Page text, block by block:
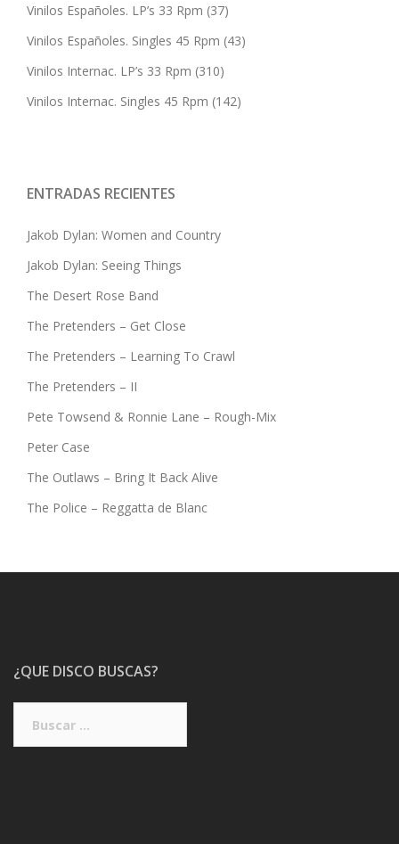
Vinilos Españoles. LP’s 33 Rpm (37)
Vinilos Españoles. Singles 45 Rpm (43)
Vinilos Internac. LP’s 33 Rpm (310)
Vinilos Internac. Singles 45 Rpm (142)
ENTRADAS RECIENTES
Jakob Dylan: Women and Country
Jakob Dylan: Seeing Things
The Desert Rose Band
The Pretenders – Get Close
The Pretenders – Learning To Crawl
The Pretenders – II
Pete Towsend & Ronnie Lane – Rough-Mix
Peter Case
The Outlaws – Bring It Back Alive
The Police – Reggatta de Blanc
¿QUE DISCO BUSCAS?